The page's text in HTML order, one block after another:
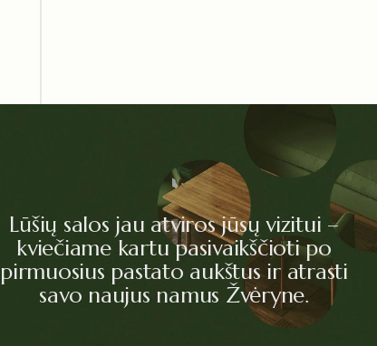
Lūšių salos jau atviros jūsų vizitui –
kviečiame kartu pasivaikščioti po
pirmuosius pastato aukštus ir atrasti
savo naujus namus Žvėryne.